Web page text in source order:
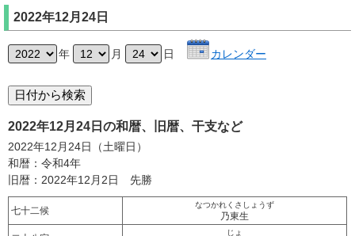
2022年12月24日
年 月 日 カレンダー
2022年12月24日の和暦、旧暦、干支など
2022年12月24日（土曜日）
和暦：令和4年
旧暦：2022年12月2日 先勝
七十二候
なつかれくさしょうず
乃東生
じょ